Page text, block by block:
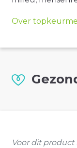
Over
Voor dit